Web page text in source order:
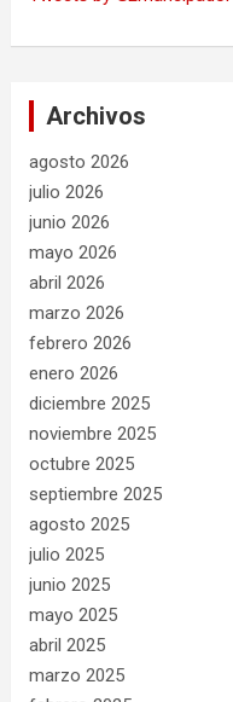
Archivos
agosto 2026
julio 2026
junio 2026
mayo 2026
abril 2026
marzo 2026
febrero 2026
enero 2026
diciembre 2025
noviembre 2025
octubre 2025
septiembre 2025
agosto 2025
julio 2025
junio 2025
mayo 2025
abril 2025
marzo 2025